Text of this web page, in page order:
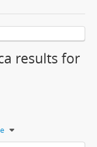
results for